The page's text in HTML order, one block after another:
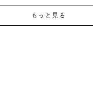
もっと見る